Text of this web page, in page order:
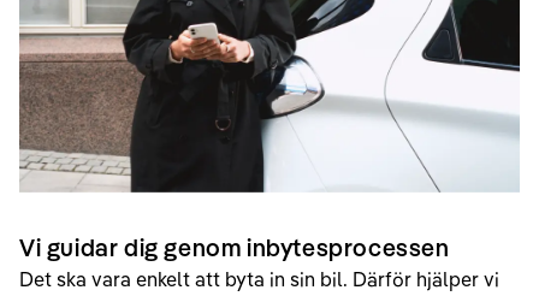
Vi guidar dig genom inbytesprocessen
Det ska vara enkelt att byta in sin bil. Därför hjälper vi